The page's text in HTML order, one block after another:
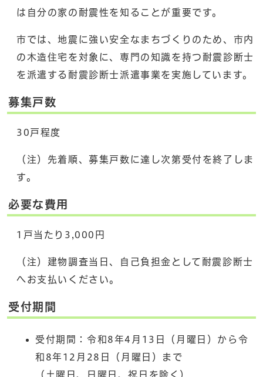
は自分の家の耐震性を知ることが重要です。
市では、地震に強い安全なまちづくりのため、市内
の木造住宅を対象に、専門の知識を持つ耐震診断士
を派遣する耐震診断士派遣事業を実施しています。
募集戸数
30戸程度
（注）先着順、募集戸数に達し次第受付を終了しま
す。
必要な費用
1戸当たり3,000円
（注）建物調査当日、自己負担金として耐震診断士
へお支払いください。
受付期間
受付期間：令和8年4月13日（月曜日）から令
和8年12月28日（月曜日）まで
（土曜日、日曜日、祝日を除く）